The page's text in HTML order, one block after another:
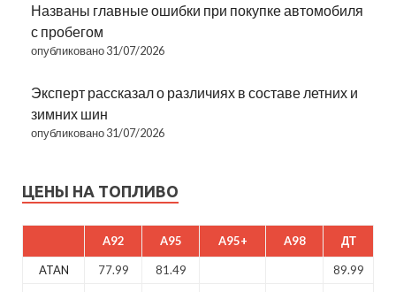
Названы главные ошибки при покупке автомобиля
с пробегом
опубликовано 31/07/2026
Эксперт рассказал о различиях в составе летних и
зимних шин
опубликовано 31/07/2026
ЦЕНЫ НА ТОПЛИВО
A92 A95 A95+ A98 ДТ
ATAN 77.99 81.49
89.99